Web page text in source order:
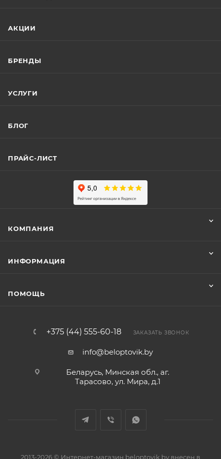
АКЦИИ
БРЕНДЫ
УСЛУГИ
БЛОГ
ПРАЙС-ЛИСТ
КОМПАНИЯ
ИНФОРМАЦИЯ
ПОМОЩЬ
+375 (44) 555-60-18 ЗАКАЗАТЬ ЗВОНОК
info@beloptovik.by
Беларусь, Минская обл., аг.
Тарасово, ул. Мира, д.1
2013-2026 © Интернет-магазин beloptovik.by внесен в